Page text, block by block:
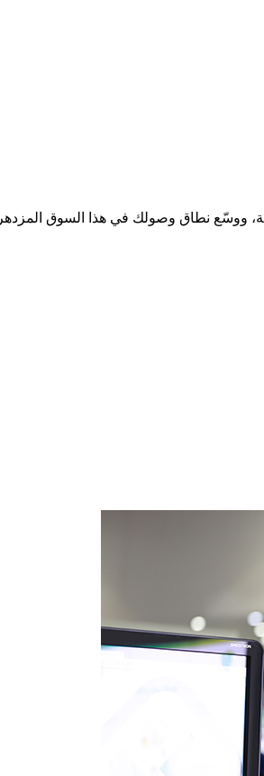
ووسّع نطاق وصولك في هذا السوق المزدهر